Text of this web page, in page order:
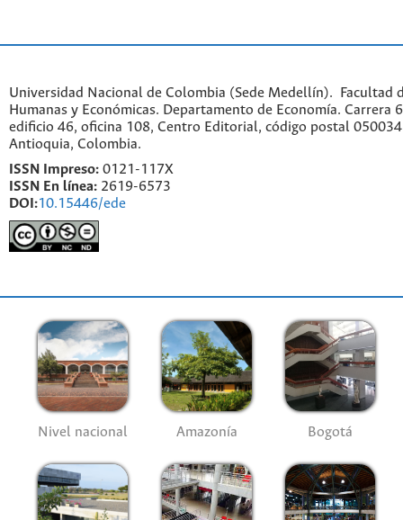
Universidad Nacional de Colombia (Sede Medellín). Facultad
Humanas y Económicas. Departamento de Economía. Carrera
edificio 46, oficina 108, Centro Editorial, código postal
Antioquia, Colombia.
ISSN Impreso: 0121-117X
ISSN En línea: 2619-6573
DOI:10.15446/ede
Nivel nacional Amazonía Bogotá